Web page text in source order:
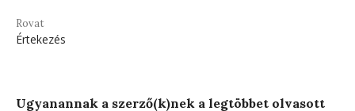
Rovat
Értekezés
Ugyanannak a szerző(k)nek a legtöbbet olvasott